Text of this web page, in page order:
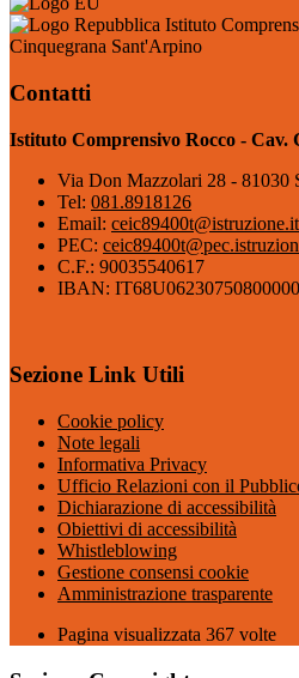
Istituto
Cinquegrana Sant'Arpino
Contatti
Istituto Comprensivo Rocco -
Via Don Mazzolari 28 - 81030
Tel: 081.8918126
Email: ceic89400t@istruzione.it
PEC:
C.F.: 90035540617
IBAN:
Sezione Link Utili
Cookie policy
Note legali
Informativa Privacy
Ufficio Relazioni con il
Dichiarazione di accessibilità
Obiettivi di accessibilità
Whistleblowing
Gestione consensi cookie
Amministrazione trasparente
Pagina visualizzata 367 volte